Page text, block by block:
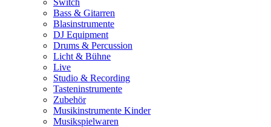
Switch
Bass & Gitarren
Blasinstrumente
DJ Equipment
Drums & Percussion
Licht & Bühne
Live
Studio & Recording
Tasteninstrumente
Zubehör
Musikinstrumente Kinder
Musikspielwaren